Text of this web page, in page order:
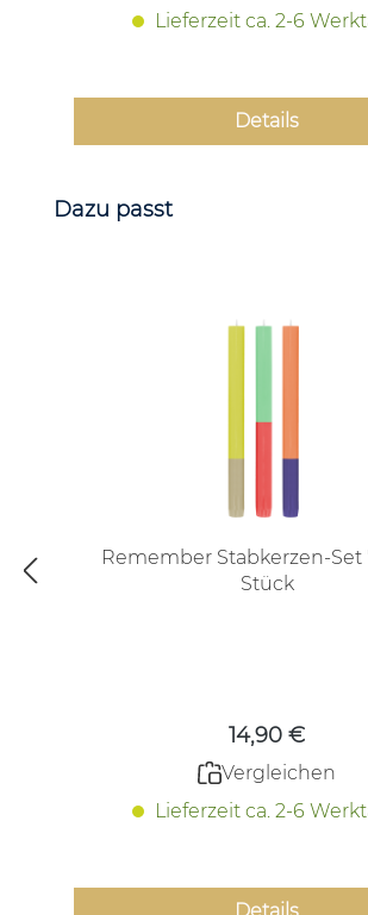
Lieferzeit ca. 2-6
Details
Produktgalerie überspringen
Dazu passt
Remember Stabkerzen-Set
Stück
14,90 €
Vergleichen
Lieferzeit ca. 2-6